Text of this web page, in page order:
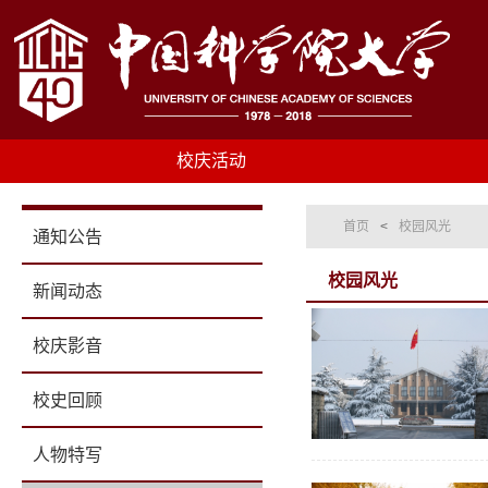
校庆活动
通知公告
新闻动态
校庆影音
校史回顾
人物特写
首页 < 校园风光
校园风光